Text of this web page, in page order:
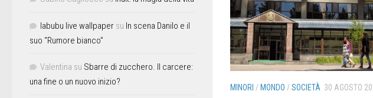
MINORI / MONDO /SOCIETÀ 30 AGOSTO
labubu live wallpaper su In scena Danilo e il
suo “Rumore bianco”
Valentina su Sbarre di zucchero. Il carcere:
una fine o un nuovo inizio?